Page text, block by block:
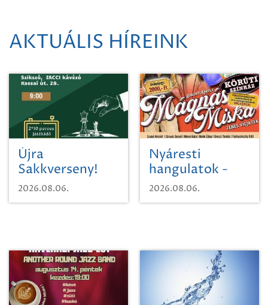
AKTUÁLIS HÍREINK
Újra
Sakkverseny!
2026.08.06.
Nyáresti
hangulatok -
Mágnás Miska
2026.08.06.